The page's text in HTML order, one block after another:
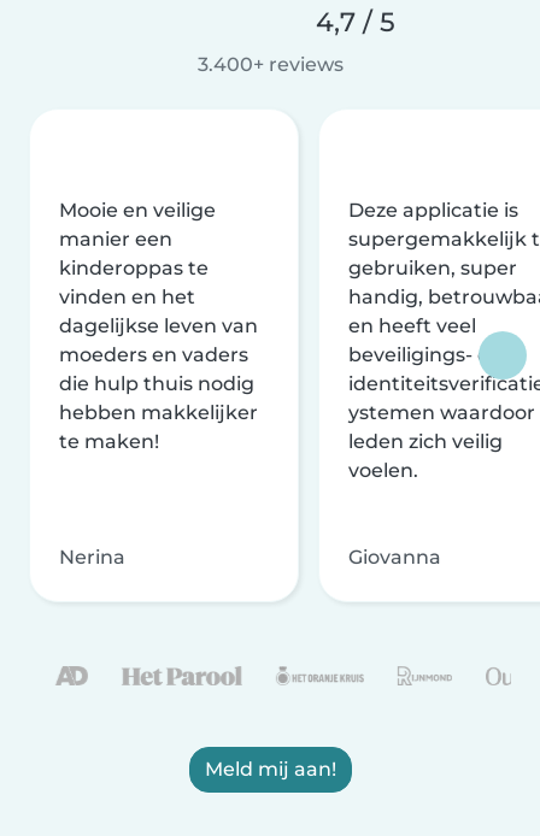
4,7 / 5
3.400+ reviews
Mooie en veilige
manier een
kinderoppas te
vinden en het
dagelijkse leven van
moeders en vaders
die hulp thuis nodig
hebben makkelijker
te maken!
Nerina
Deze applicatie is
supergemakkelijk
gebruiken, super
handig,
en heeft veel
beveiligings- en
ystemen waardoor
leden zich veilig
voelen.
Giovanna
Meld mij aan!